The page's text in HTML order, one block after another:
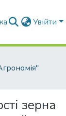
Увійти
зерна